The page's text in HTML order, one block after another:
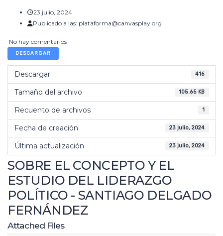
23 julio, 2024
Publicado a las: plataforma@canvasplay.org
No hay comentarios
DESCARGAR
Descargar 416
Tamaño del archivo 105.65 KB
Recuento de archivos 1
Fecha de creación 23 julio, 2024
Última actualización 23 julio, 2024
SOBRE EL CONCEPTO Y EL
ESTUDIO DEL LIDERAZGO
POLÍTICO - SANTIAGO DELGADO
FERNÁNDEZ
Attached Files